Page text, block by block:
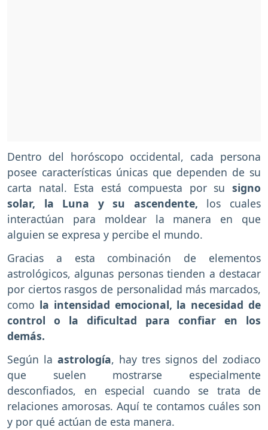
Dentro del horóscopo occidental, cada persona
posee características únicas que dependen de su
carta natal. Esta está compuesta por su signo
solar, la Luna y su ascendente, los cuales
interactúan para moldear la manera en que
alguien se expresa y percibe el mundo.
Gracias a esta combinación de elementos
astrológicos, algunas personas tienden a destacar
por ciertos rasgos de personalidad más marcados,
como la intensidad emocional, la necesidad de
control o la dificultad para confiar en los
demás.
Según la astrología, hay tres signos del zodiaco
que suelen mostrarse especialmente
desconfiados, en especial cuando se trata de
relaciones amorosas. Aquí te contamos cuáles son
y por qué actúan de esta manera.